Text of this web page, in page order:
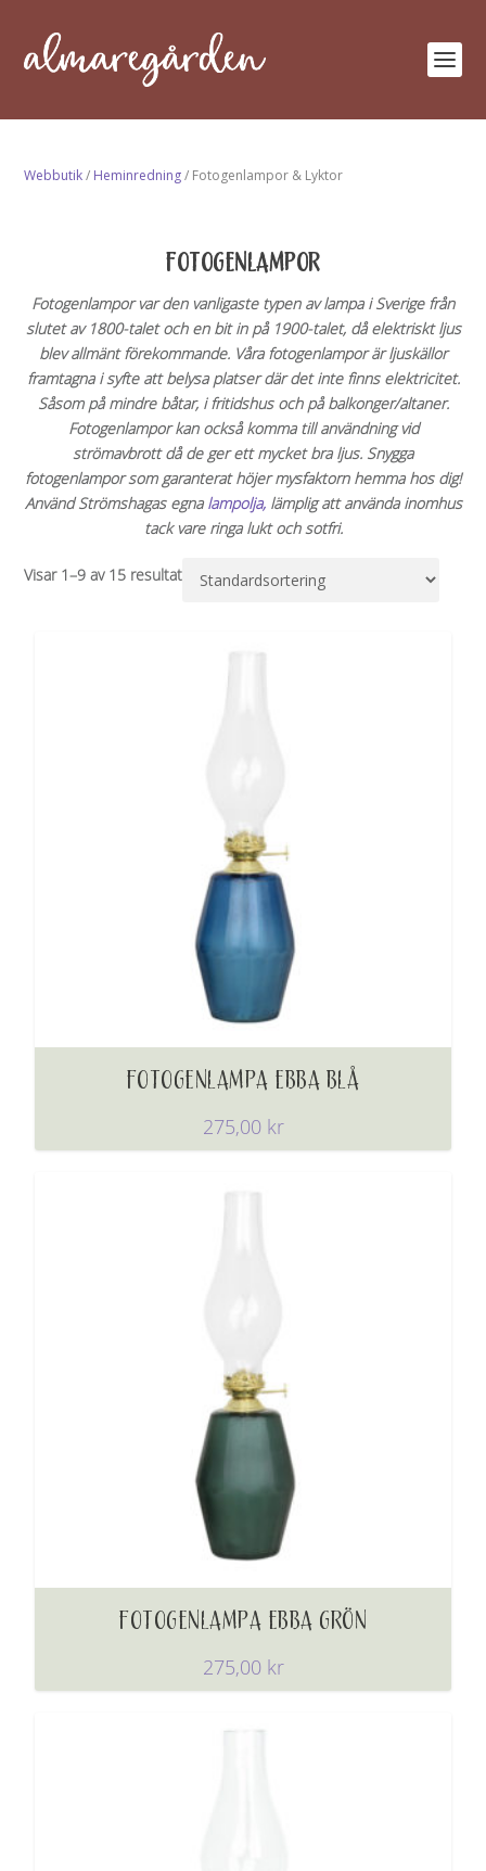
Webbutik/ Heminredning/ Fotogenlampor & Lyktor
FOTOGENLAMPOR
Fotogenlampor var den vanligaste typen av lampa i Sverige från
slutet av 1800-talet och en bit in på 1900-talet, då elektriskt ljus
blev allmänt förekommande. Våra fotogenlampor är ljuskällor
framtagna i syfte att belysa platser där det inte finns elektricitet.
Såsom på mindre båtar, i fritidshus och på balkonger/altaner.
Fotogenlampor kan också komma till användning vid
strömavbrott då de ger ett mycket bra ljus. Snygga
fotogenlampor som garanterat höjer mysfaktorn hemma hos dig!
Använd Strömshagas egna lampolja,lämplig att använda inomhus
tack vare ringa lukt och sotfri.
Visar 1–9 av 15 resultat
FOTOGENLAMPA EBBA BLÅ
275,00 kr
FOTOGENLAMPA EBBA GRÖN
275,00 kr